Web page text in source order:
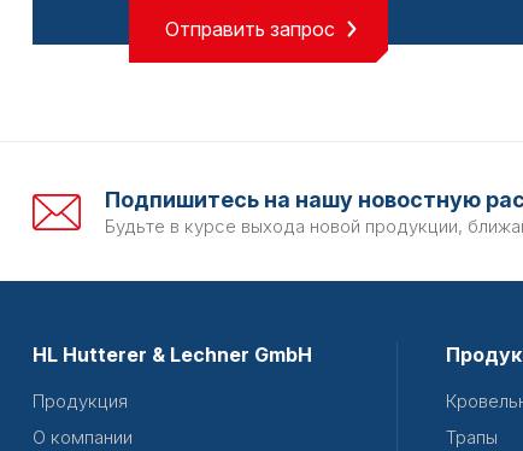
Отправить запрос
Подпишитесь на нашу новостную
Будьте в курсе выхода новой продукции,
HL Hutterer & Lechner GmbH
Продукция
О компании
Трапы